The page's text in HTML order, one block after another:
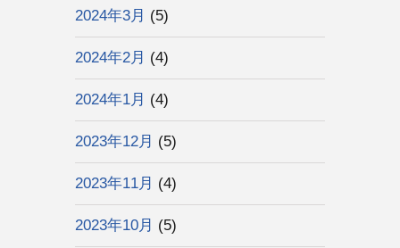
2024年3月 (5)
2024年2月 (4)
2024年1月 (4)
2023年12月 (5)
2023年11月 (4)
2023年10月 (5)